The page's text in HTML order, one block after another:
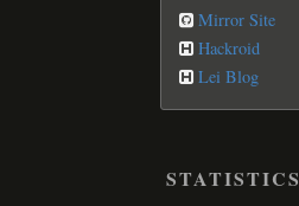
Mirror Site
Hackroid
Lei Blog
STATISTICS